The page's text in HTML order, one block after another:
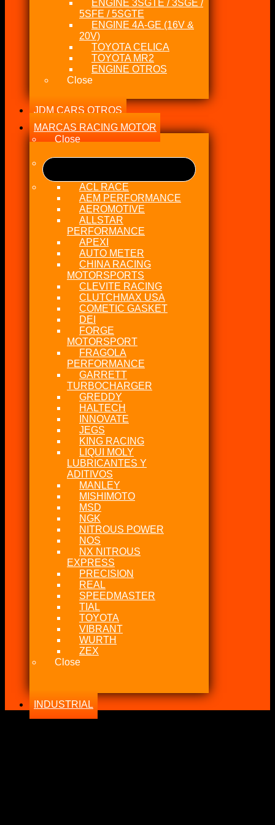
ENGINE 3SGTE / 3SGE /
5SFE / 5SGTE
ENGINE 4A-GE (16V &
20V)
TOYOTA CELICA
TOYOTA MR2
ENGINE OTROS
Close
JDM CARS OTROS
MARCAS RACING MOTOR
Close
ACL RACE
AEM PERFORMANCE
AEROMOTIVE
ALLSTAR
PERFORMANCE
APEXI
AUTO METER
CHINA RACING
MOTORSPORTS
CLEVITE RACING
CLUTCHMAX USA
COMETIC GASKET
DEI
FORGE
MOTORSPORT
FRAGOLA
PERFORMANCE
GARRETT
TURBOCHARGER
GREDDY
HALTECH
INNOVATE
JEGS
KING RACING
LIQUI MOLY
LUBRICANTES Y
ADITIVOS
MANLEY
MISHIMOTO
MSD
NGK
NITROUS POWER
NOS
NX NITROUS
EXPRESS
PRECISION
REAL
SPEEDMASTER
TIAL
TOYOTA
VIBRANT
WURTH
ZEX
Close
INDUSTRIAL